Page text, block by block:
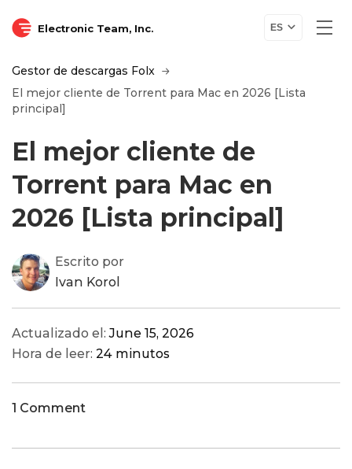
Electronic Team, Inc. ES
Gestor de descargas Folx
El mejor cliente de Torrent para Mac en 2026 [Lista
principal]
El mejor cliente de
Torrent para Mac en
2026 [Lista principal]
Escrito por
Ivan Korol
Actualizado el:June 15, 2026
Hora de leer: 24 minutos
1 Comment